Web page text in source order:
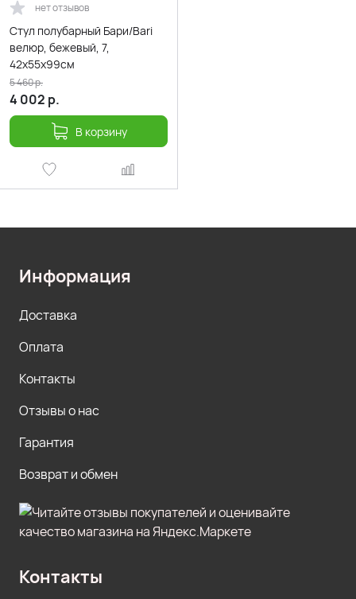
нет отзывов
Стул полубарный Бари/Bari
велюр, бежевый, 7,
42х55х99см
4 002 р.
5 460р.
В корзину
Информация
Доставка
Оплата
Контакты
Отзывы о нас
Гарантия
Возврат и обмен
Контакты